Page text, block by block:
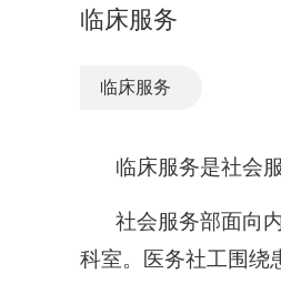
临床服务
临床服务
临床服务是社会
社会服务部面向
科室。医务社工围绕